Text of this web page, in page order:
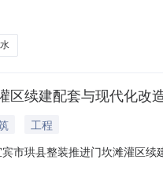
溉用水陕西杨凌农科集团有限
区续建配套与现代化改
工程
市珙县整装推进门坎滩灌区
成本3700收入来源农业灌溉